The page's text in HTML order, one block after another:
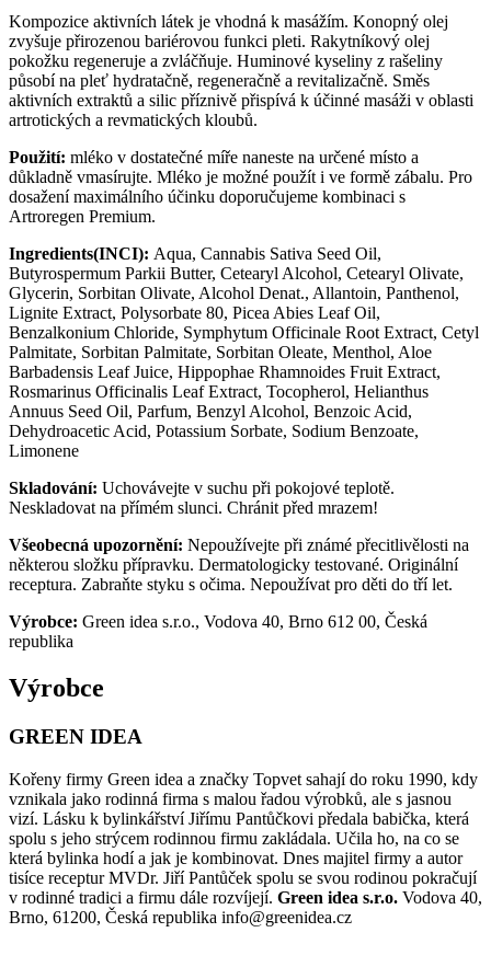
Kompozice aktivních látek je vhodná k masážím. Konopný olej
zvyšuje přirozenou bariérovou funkci pleti. Rakytníkový olej
pokožku regeneruje a zvláčňuje. Huminové kyseliny z rašeliny
působí na pleť hydratačně, regeneračně a revitalizačně. Směs
aktivních extraktů a silic příznivě přispívá k účinné masáži v oblasti
artrotických a revmatických kloubů.
Použití: mléko v dostatečné míře naneste na určené místo a
důkladně vmasírujte. Mléko je možné použít i ve formě zábalu. Pro
dosažení maximálního účinku doporučujeme kombinaci s
Artroregen Premium.
Ingredients(INCI): Aqua, Cannabis Sativa Seed Oil,
Butyrospermum Parkii Butter, Cetearyl Alcohol, Cetearyl Olivate,
Glycerin, Sorbitan Olivate, Alcohol Denat., Allantoin, Panthenol,
Lignite Extract, Polysorbate 80, Picea Abies Leaf Oil,
Benzalkonium Chloride, Symphytum Officinale Root Extract, Cetyl
Palmitate, Sorbitan Palmitate, Sorbitan Oleate, Menthol, Aloe
Barbadensis Leaf Juice, Hippophae Rhamnoides Fruit Extract,
Rosmarinus Officinalis Leaf Extract, Tocopherol, Helianthus
Annuus Seed Oil, Parfum, Benzyl Alcohol, Benzoic Acid,
Dehydroacetic Acid, Potassium Sorbate, Sodium Benzoate,
Limonene
Skladování: Uchovávejte v suchu při pokojové teplotě.
Neskladovat na přímém slunci. Chránit před mrazem!
Všeobecná upozornění: Nepoužívejte při známé přecitlivělosti na
některou složku přípravku. Dermatologicky testované. Originální
receptura. Zabraňte styku s očima. Nepoužívat pro děti do tří let.
Výrobce: Green idea s.r.o., Vodova 40, Brno 612 00, Česká
republika
Výrobce
GREEN IDEA
Kořeny firmy Green idea a značky Topvet sahají do roku 1990, kdy
vznikala jako rodinná firma s malou řadou výrobků, ale s jasnou
vizí. Lásku k bylinkářství Jiřímu Pantůčkovi předala babička, která
spolu s jeho strýcem rodinnou firmu zakládala. Učila ho, na co se
která bylinka hodí a jak je kombinovat. Dnes majitel firmy a autor
tisíce receptur MVDr. Jiří Pantůček spolu se svou rodinou pokračují
v rodinné tradici a firmu dále rozvíjejí. Green idea s.r.o. Vodova 40,
Brno, 61200, Česká republika info@greenidea.cz